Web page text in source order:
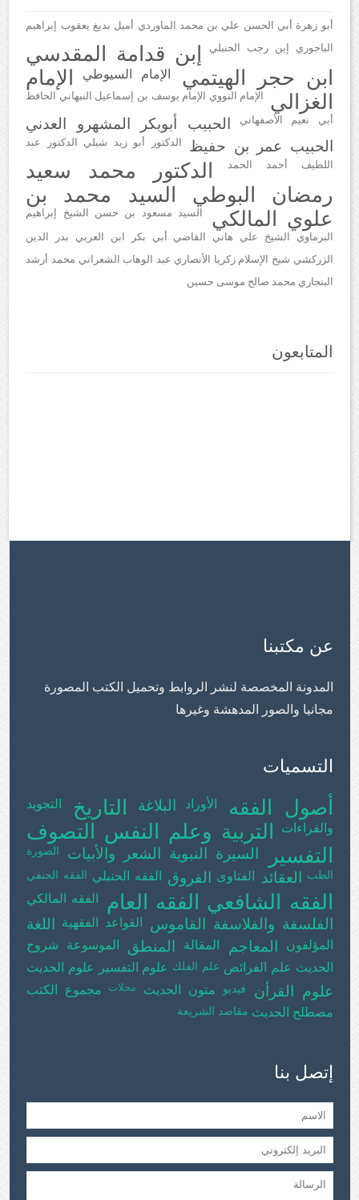
أبو زهرة أبي الحسن علي بن محمد الماوردي أميل بديغ يعقوب
إبراهيم
الباجوري
إبن رجب الحنبلي
إبن قدامة المقدسي
ابن حجر الهيتمي
الإمام السيوطي
الإمام
الغزالي
الإمام النووي الإمام يوسف بن إسماعيل النبهاني الحافظ
أبي نعيم الأصفهاني
الحبيب أبوبكر المشهرو العدني
الحبيب عمر بن حفيظ
الدكتور أبو زيد شبلي
الدكتور عبد
اللطيف أحمد الحمد
الدكتور محمد سعيد
رمضان البوطي
السيد محمد بن
علوي المالكي
السيد مسعود بن حسن الشيخ إبراهيم
البرماوي الشيخ علي هاني القاضي أبي بكر ابن العربي
بدر الدين
الزركشي شيخ الإسلام زكريا الأنصاري عبد الوهاب الشعراني محمد أرشد
البنجاري محمد صالح موسى حسين
المتابعون
عن مكتبنا
المدونة المخصصة لنشر الروابط وتحميل الكتب المصورة
مجانيا والصور المدهشة وغيرها
التسميات
أصول الفقه الأوراد البلاغة التاريخ
التجويد
والقراءات
التربية وعلم النفس
التصوف
التفسير
السيرة النبوية الشعر والأبيات
الصورة
الطب
العقائد الفتاوى الفروق الفقه الحنبلي الفقه الحنفي
الفقه الشافعي الفقه العام الفقه المالكي
الفلسفة والفلاسفة القاموس القواعد الفقهية اللغة
المؤلفون المعاجم المقالة المنطق الموسوعة
شروح
الحديث علم الفرائض علم الفلك علوم التفسير علوم الحديث
علوم القرأن فيديو متون الحديث مجلات
مجموع الكتب
مصطلح الحديث مقاصد الشريعة
إتصل بنا